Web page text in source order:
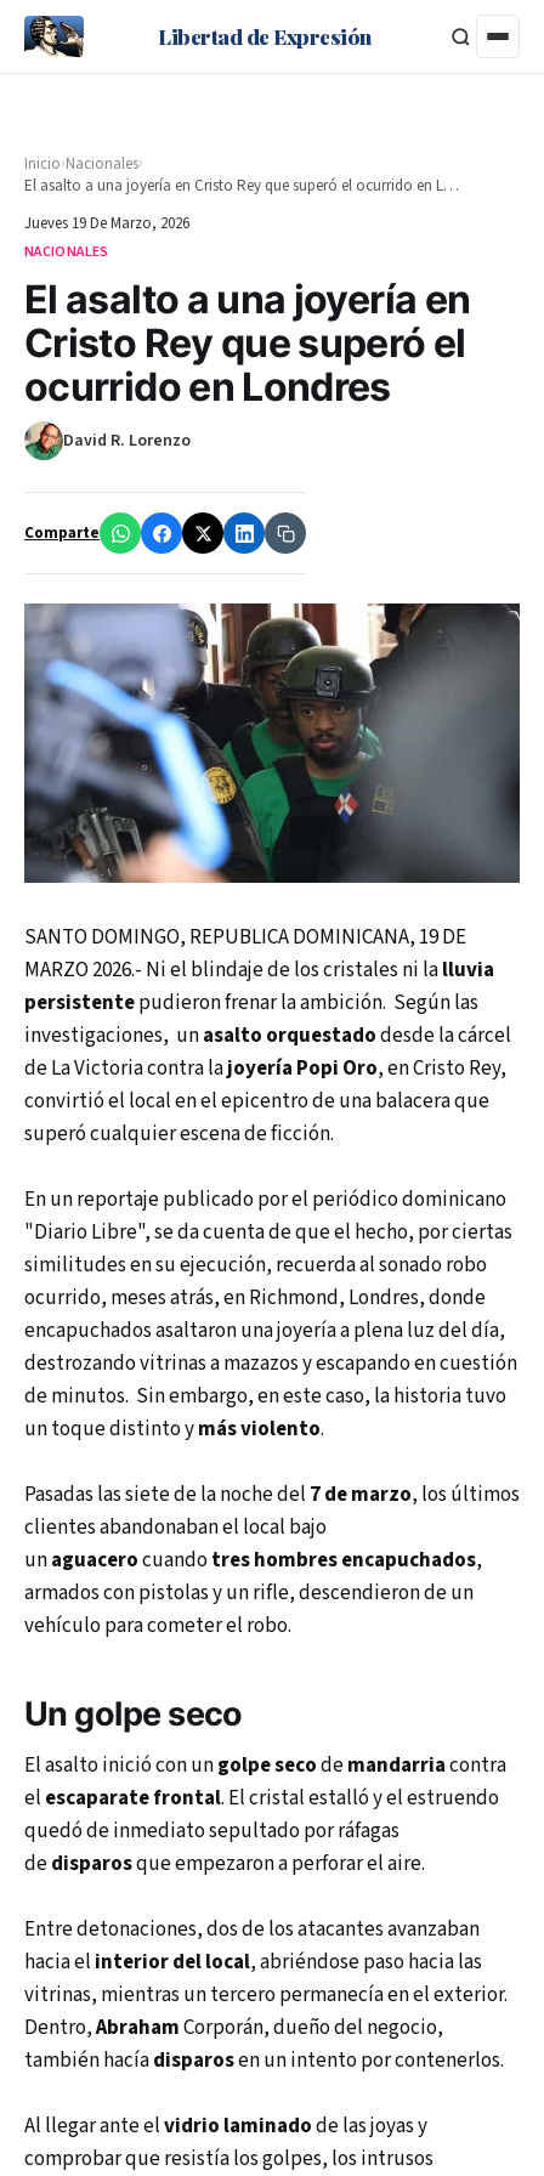
Libertad de Expresión
Inicio›Nacionales›
El asalto a una joyería en Cristo Rey que superó el ocurrido en Londres
Jueves 19 De Marzo, 2026
NACIONALES
El asalto a una joyería en
Cristo Rey que superó el
ocurrido en Londres
David R. Lorenzo
Comparte
SANTO DOMINGO, REPUBLICA DOMINICANA, 19 DE
MARZO 2026.- Ni el blindaje de los cristales ni lalluvia
persistentepudieron frenar la ambición. Según las
investigaciones, unasalto orquestadodesde la cárcel
de La Victoria contra lajoyería Popi Oro, en Cristo Rey,
convirtió el local en el epicentro de una balacera que
superó cualquier escena de ficción.
En un reportaje publicado por el periódico dominicano
"Diario Libre", se da cuenta de que el hecho, por ciertas
similitudes en su ejecución, recuerda al sonado robo
ocurrido, meses atrás, en Richmond, Londres, donde
encapuchados asaltaron una joyería a plena luz del día,
destrozando vitrinas a mazazos y escapando en cuestión
de minutos. Sin embargo, en este caso, la historia tuvo
un toque distinto ymás violento.
Pasadas las siete de la noche del 7 de marzo, los últimos
clientes abandonaban el local bajo
unaguacerocuandotres hombres encapuchados,
armados con pistolas y un rifle, descendieron de un
vehículo para cometer el robo.
Un golpe seco
El asalto inició con ungolpe secodemandarriacontra
el escaparate frontal. El cristal estalló y el estruendo
quedó de inmediato sepultado por ráfagas
dedisparosque empezaron a perforar el aire.
Entre detonaciones, dos de los atacantes avanzaban
hacia el interior del local, abriéndose paso hacia las
vitrinas, mientras un tercero permanecía en el exterior.
Dentro,AbrahamCorporán, dueño del negocio,
también hacíadisparosen un intento por contenerlos.
Al llegar ante elvidrio laminadode las joyas y
comprobar que resistía los golpes, los intrusos